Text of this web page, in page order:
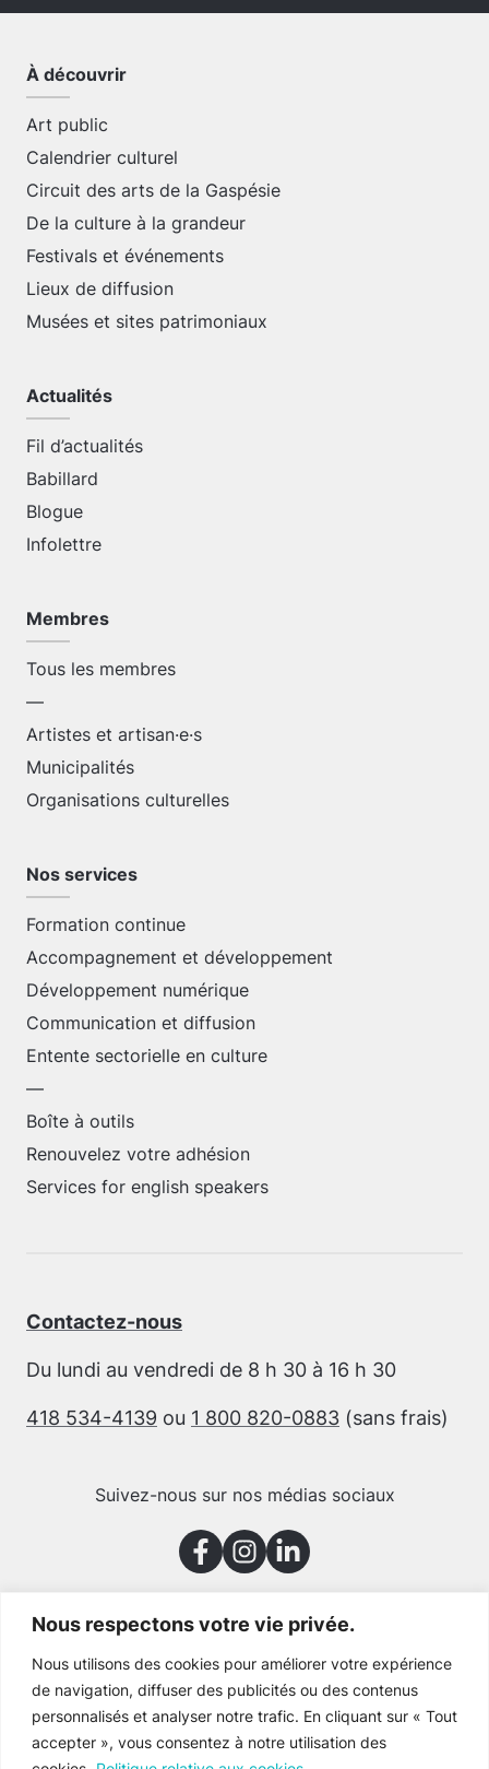
Nous respectons votre vie privée.
Nous utilisons des cookies pour améliorer votre expérience
de navigation, diffuser des publicités ou des contenus
personnalisés et analyser notre trafic. En cliquant sur « Tout
accepter », vous consentez à notre utilisation des
À découvrir
Art public
Calendrier culturel
Circuit des arts de la Gaspésie
De la culture à la grandeur
Festivals et événements
Lieux de diffusion
Musées et sites patrimoniaux
Actualités
Fil d’actualités
Babillard
Blogue
Infolettre
Membres
Tous les membres
—
Artistes et artisan·e·s
Municipalités
Organisations culturelles
Nos services
Formation continue
Accompagnement et développement
Développement numérique
Communication et diffusion
Entente sectorielle en culture
—
Boîte à outils
Renouvelez votre adhésion
Services for english speakers
Contactez-nous
Du lundi au vendredi de 8 h 30 à 16 h 30
418 534-4139 ou 1 800 820-0883 (sans frais)
Suivez-nous sur nos médias sociaux
Merci à nos partenaires